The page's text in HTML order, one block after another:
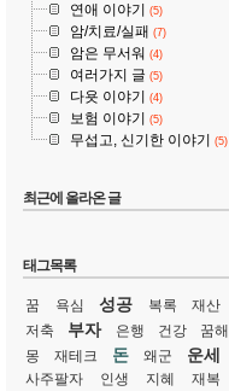
연애 이야기 (5)
암/치료/실패 (7)
암은 무서워 (4)
여러가지 글 (5)
다욧 이야기 (4)
보험 이야기 (5)
무섭고, 신기한 이야기 (5)
최근에 올라온 글
태그목록
꿈 욕심 성공 복록
재산
저축
부자 은행 건강
꿈해
몽
재테크 돈 왜군 운세
사주팔자 인생 지혜
재복